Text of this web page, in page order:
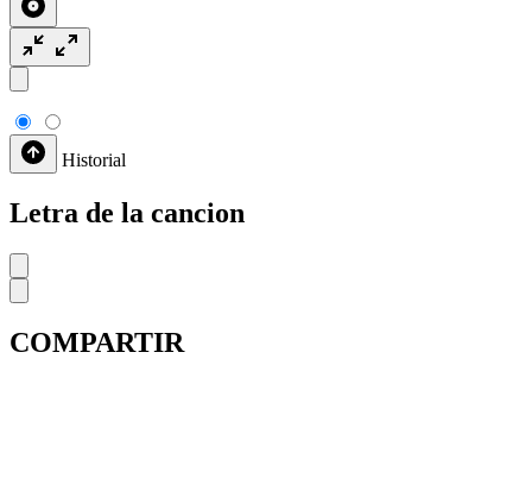
Historial
Letra de la cancion
COMPARTIR